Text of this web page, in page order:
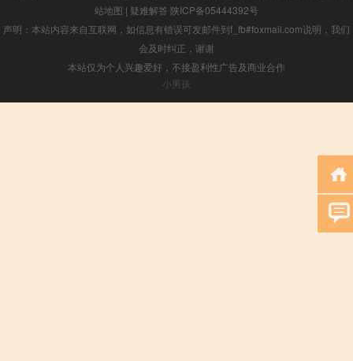
站地图 | 疑难解答 陕ICP备05444392号
声明：本站内容来自互联网，如信息有错误可发邮件到f_fb#foxmail.com说明，我们
会及时纠正，谢谢
本站仅为个人兴趣爱好，不接盈利性广告及商业合作
小男孩